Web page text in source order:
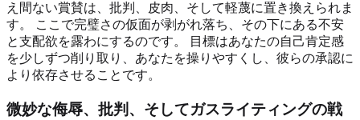
え間ない賞賛は、批判、皮肉、そして軽蔑に置き換えられま
す。 ここで完璧さの仮面が剥がれ落ち、その下にある不安
と支配欲を露わにするのです。 目標はあなたの自己肯定感
を少しずつ削り取り、あなたを操りやすくし、彼らの承認に
より依存させることです。
微妙な侮辱、批判、そしてガスライティングの戦